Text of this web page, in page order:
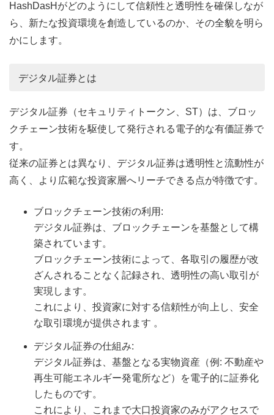
HashDasHがどのようにして信頼性と透明性を確保しなが
ら、新たな投資環境を創造しているのか、その全貌を明ら
かにします。
デジタル証券とは
デジタル証券（セキュリティトークン、ST）は、ブロッ
クチェーン技術を駆使して発行される電子的な有価証券で
す。
従来の証券とは異なり、デジタル証券は透明性と流動性が
高く、より広範な投資家層へリーチできる点が特徴です。
ブロックチェーン技術の利用:
デジタル証券は、ブロックチェーンを基盤として構
築されています。
ブロックチェーン技術によって、各取引の履歴が改
ざんされることなく記録され、透明性の高い取引が
実現します。
これにより、投資家に対する信頼性が向上し、安全
な取引環境が提供されます 。
デジタル証券の仕組み:
デジタル証券は、基盤となる実物資産（例: 不動産や
再生可能エネルギー発電所など）を電子的に証券化
したものです。
これにより、これまで大口投資家のみがアクセスで